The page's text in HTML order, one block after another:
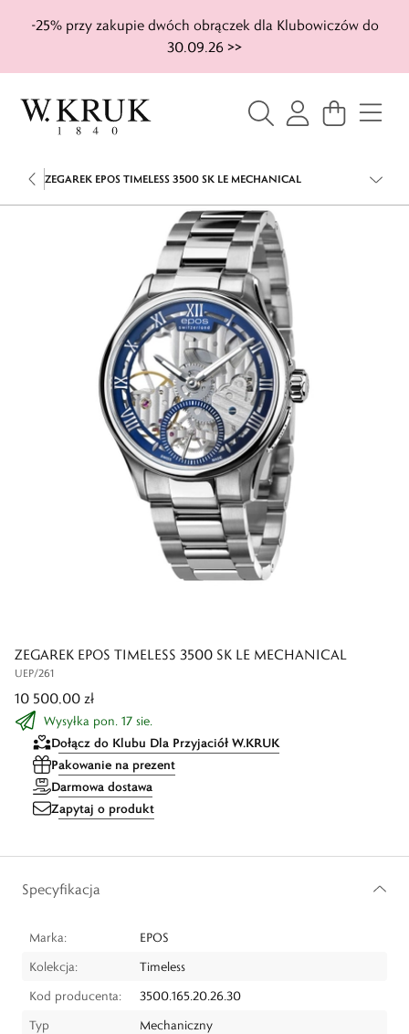
-25% przy zakupie dwóch obrączek dla Klubowiczów do
30.09.26 >>
ZEGAREK EPOS TIMELESS 3500 SK LE MECHANICAL
ZEGAREK EPOS TIMELESS 3500 SK LE MECHANICAL
UEP/261
10 500,00 zł
Wysyłka pon. 17 sie.
Dołącz do Klubu Dla Przyjaciół W.KRUK
Pakowanie na prezent
Darmowa dostawa
Zapytaj o produkt
Specyfikacja
Marka:
EPOS
Kolekcja:
Timeless
Kod producenta:
3500.165.20.26.30
Typ
Mechaniczny